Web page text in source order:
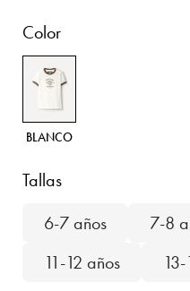
Color
BLANCO
Tallas
6-7 años
7-8
11-12 años